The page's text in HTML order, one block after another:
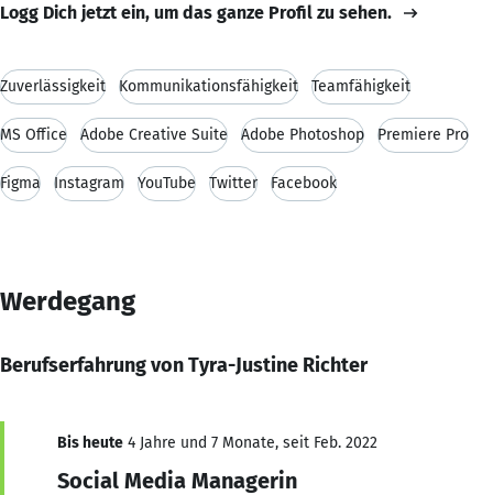
Logg Dich jetzt ein, um das ganze Profil zu sehen.
Zuverlässigkeit Kommunikationsfähigkeit Teamfähigkeit
MS Office Adobe Creative Suite Adobe Photoshop Premiere Pro
Figma Instagram YouTube Twitter Facebook
Werdegang
Berufserfahrung von Tyra-Justine Richter
Bis heute 4 Jahre und 7 Monate, seit Feb. 2022
Social Media Managerin